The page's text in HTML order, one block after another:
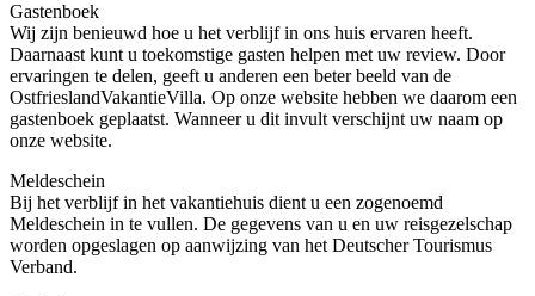
Gastenboek
Wij zijn benieuwd hoe u het verblijf in ons huis ervaren heeft.
Daarnaast kunt u toekomstige gasten helpen met uw review. Door
ervaringen te delen, geeft u anderen een beter beeld van de
OstfrieslandVakantieVilla. Op onze website hebben we daarom een
gastenboek geplaatst. Wanneer u dit invult verschijnt uw naam op
onze website.
Meldeschein
Bij het verblijf in het vakantiehuis dient u een zogenoemd
Meldeschein in te vullen. De gegevens van u en uw reisgezelschap
worden opgeslagen op aanwijzing van het Deutscher Tourismus
Verband.